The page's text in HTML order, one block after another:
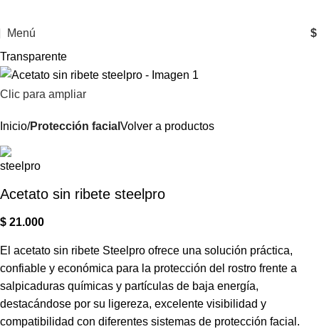
Menú $
Transparente
Clic para ampliar
Inicio Protección facial Volver a productos
Acetato sin ribete steelpro
$ 21.000
El acetato sin ribete Steelpro ofrece una solución práctica,
confiable y económica para la protección del rostro frente a
salpicaduras químicas y partículas de baja energía,
destacándose por su ligereza, excelente visibilidad y
compatibilidad con diferentes sistemas de protección facial.